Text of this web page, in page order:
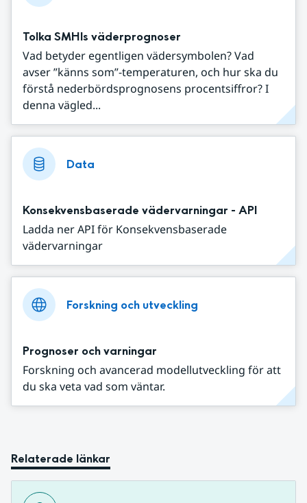
Tolka SMHIs väderprognoser
Vad betyder egentligen vädersymbolen? Vad
avser ”känns som”-temperaturen, och hur ska du
förstå nederbördsprognosens procentsiffror? I
denna vägled...
Data
Konsekvensbaserade vädervarningar - API
Ladda ner API för Konsekvensbaserade
vädervarningar
Forskning och utveckling
Prognoser och varningar
Forskning och avancerad modellutveckling för att
du ska veta vad som väntar.
Relaterade länkar